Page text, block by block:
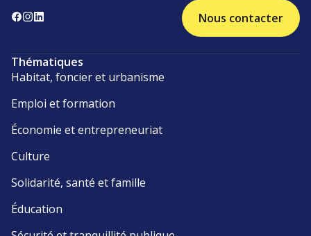
Nous contacter
Thématiques
Habitat, foncier et urbanisme
Emploi et formation
Économie et entrepreneuriat
Culture
Solidarité, santé et famille
Éducation